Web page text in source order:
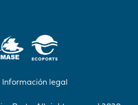
Información legal